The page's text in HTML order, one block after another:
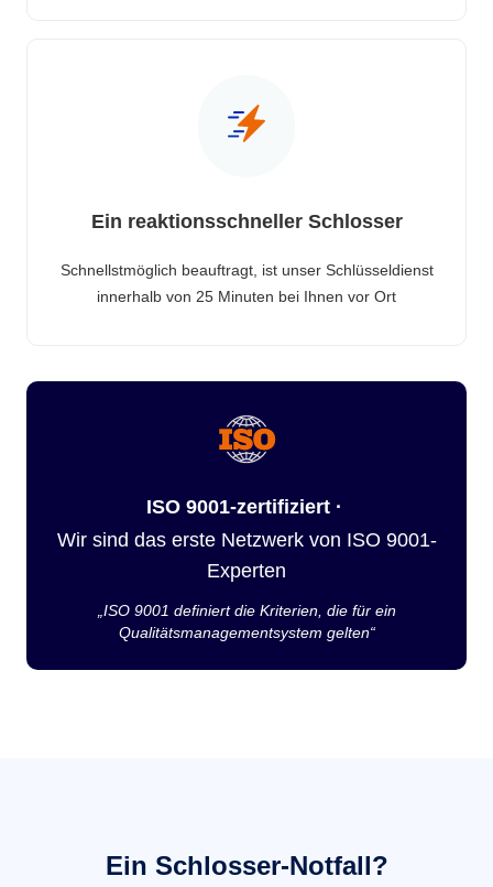
Ein reaktionsschneller Schlosser
Schnellstmöglich beauftragt, ist unser Schlüsseldienst
innerhalb von 25 Minuten bei Ihnen vor Ort
ISO 9001-zertifiziert ·
Wir sind das erste Netzwerk von ISO 9001-
Experten
„ISO 9001 definiert die Kriterien, die für ein
Qualitätsmanagementsystem gelten“
Ein Schlosser-Notfall?